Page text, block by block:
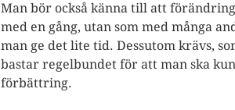
Man bör också känna till att
med en gång, utan som med många
man ge det lite tid. Dessutom krävs,
bastar regelbundet för att man ska
förbättring.